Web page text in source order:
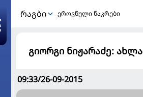
ᲠᲐᲒᲑᲘ ეროვნული ნაკრები
გიორგი ნიჟარაძე:
09:33/26-09-2015